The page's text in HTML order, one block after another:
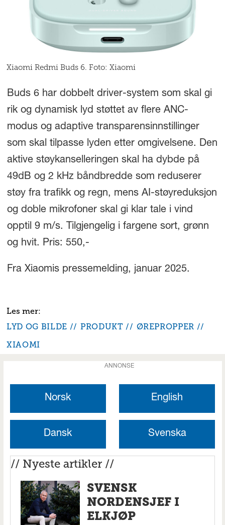
Xiaomi Redmi Buds 6. Foto: Xiaomi
Buds 6 har dobbelt driver-system som skal gi
rik og dynamisk lyd støttet av flere ANC-
modus og adaptive transparensinnstillinger
som skal tilpasse lyden etter omgivelsene. Den
aktive støykanselleringen skal ha dybde på
49dB og 2 kHz båndbredde som reduserer
støy fra trafikk og regn, mens AI-støyreduksjon
og doble mikrofoner skal gi klar tale i vind
opptil 9 m/s. Tilgjengelig i fargene sort, grønn
og hvit. Pris: 550,-
Fra Xiaomis pressemelding, januar 2025.
LYD OG BILDE PRODUKT
ØREPROPPER
XIAOMI
ANNONSE
Norsk English
Dansk Svenska
// Nyeste artikler //
SVENSK
NORDENSJEF I
ELKJØP